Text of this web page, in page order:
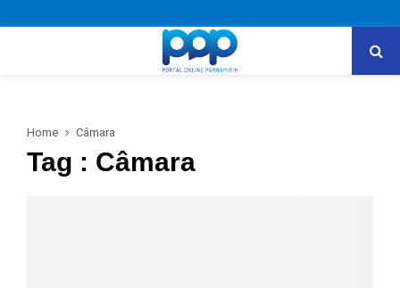
Home Câmara
Tag : Câmara